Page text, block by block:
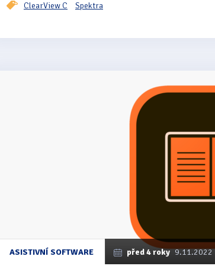
ClearView C Spektra
ASISTIVNÍ SOFTWARE před 4 roky 9.11.2022